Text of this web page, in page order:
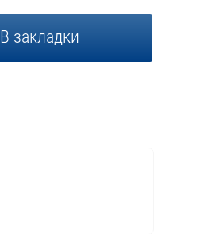
В закладки